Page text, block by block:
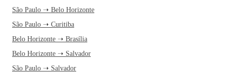
São Paulo ➝ Belo Horizonte
São Paulo ➝ Curitiba
Belo Horizonte ➝ Brasília
Belo Horizonte ➝ Salvador
São Paulo ➝ Salvador